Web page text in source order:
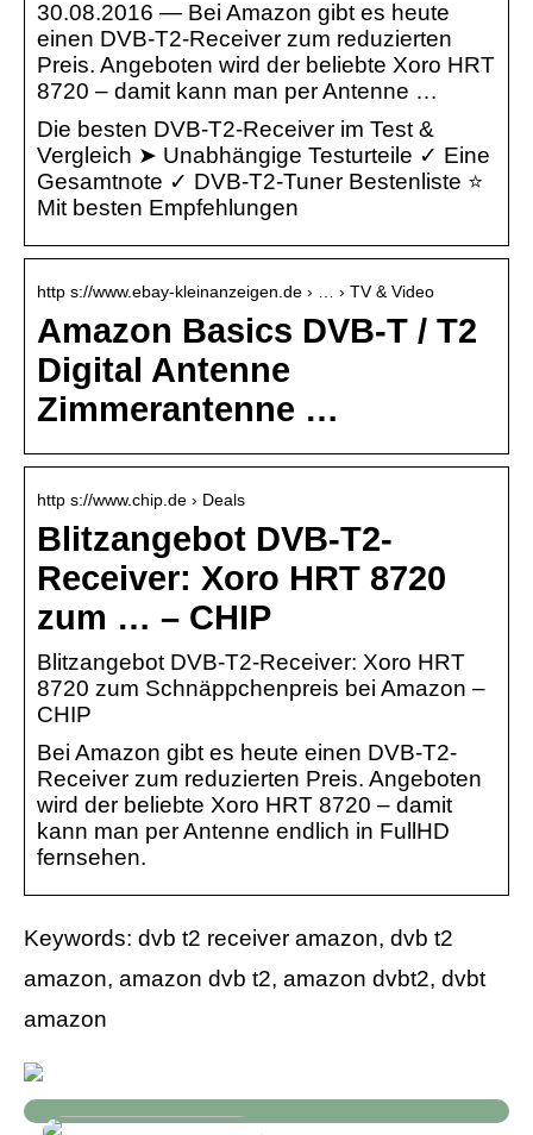
30.08.2016 — Bei Amazon gibt es heute
einen DVB-T2-Receiver zum reduzierten
Preis. Angeboten wird der beliebte Xoro HRT
8720 – damit kann man per Antenne …
Die besten DVB-T2-Receiver im Test &
Vergleich ➤ Unabhängige Testurteile ✓ Eine
Gesamtnote ✓ DVB-T2-Tuner Bestenliste ⭐
Mit besten Empfehlungen
http s://www.ebay-kleinanzeigen.de › … › TV & Video
Amazon Basics DVB-T / T2
Digital Antenne
Zimmerantenne …
http s://www.chip.de › Deals
Blitzangebot DVB-T2-
Receiver: Xoro HRT 8720
zum … – CHIP
Blitzangebot DVB-T2-Receiver: Xoro HRT
8720 zum Schnäppchenpreis bei Amazon –
CHIP
Bei Amazon gibt es heute einen DVB-T2-
Receiver zum reduzierten Preis. Angeboten
wird der beliebte Xoro HRT 8720 – damit
kann man per Antenne endlich in FullHD
fernsehen.
Keywords: dvb t2 receiver amazon, dvb t2
amazon, amazon dvb t2, amazon dvbt2, dvbt
amazon